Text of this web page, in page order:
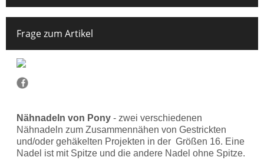
Frage zum Artikel
Nähnadeln von Pony - zwei verschiedenen
Nähnadeln zum Zusammennähen von Gestrickten
und/oder gehäkelten Projekten in der Größen 16. Eine
Nadel ist mit Spitze und die andere Nadel ohne Spitze.